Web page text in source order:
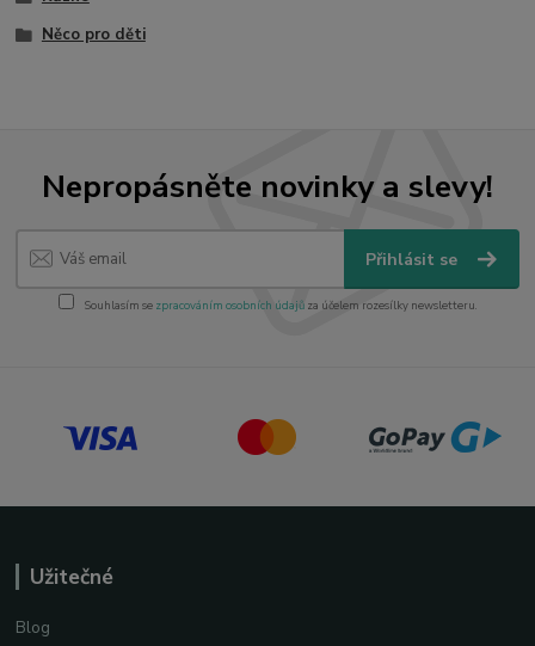
Něco pro děti
Nepropásněte novinky a slevy!
Přihlásit se
Souhlasím se zpracováním osobních údajůza účelem rozesílky newsletteru.
Užitečné
Blog